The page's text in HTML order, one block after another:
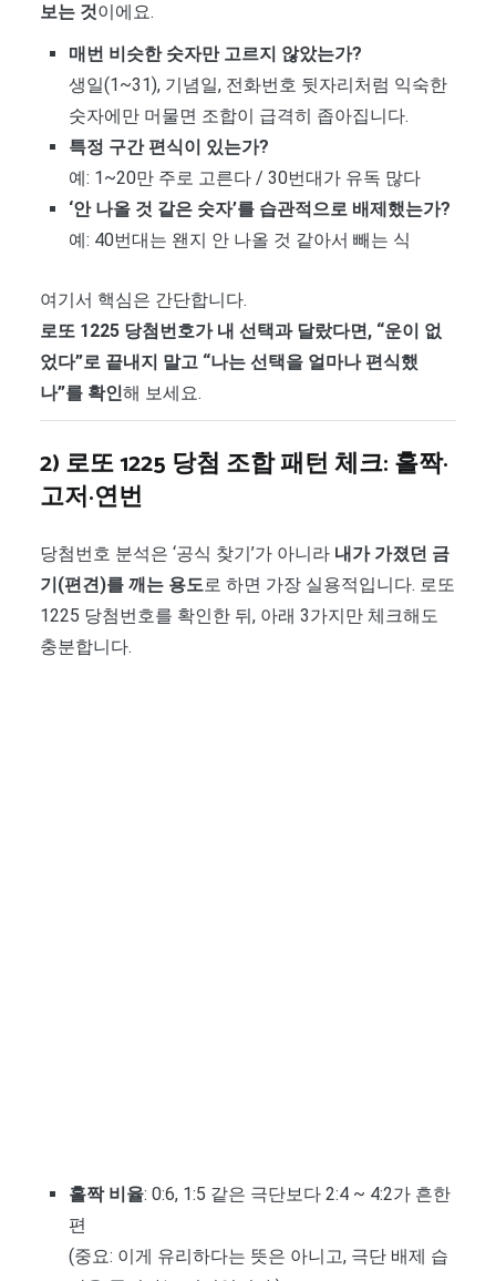
보는 것이에요.
매번 비슷한 숫자만 고르지 않았는가?
생일(1~31), 기념일, 전화번호 뒷자리처럼 익숙한
숫자에만 머물면 조합이 급격히 좁아집니다.
특정 구간 편식이 있는가?
예: 1~20만 주로 고른다 / 30번대가 유독 많다
‘안 나올 것 같은 숫자’를 습관적으로 배제했는가?
예: 40번대는 왠지 안 나올 것 같아서 빼는 식
여기서 핵심은 간단합니다.
로또 1225 당첨번호가 내 선택과 달랐다면, “운이 없
었다”로 끝내지 말고 “나는 선택을 얼마나 편식했
나”를 확인해 보세요.
2) 로또 1225 당첨 조합 패턴 체크: 홀짝·
고저·연번
당첨번호 분석은 ‘공식 찾기’가 아니라 내가 가졌던 금
기(편견)를 깨는 용도로 하면 가장 실용적입니다. 로또
1225 당첨번호를 확인한 뒤, 아래 3가지만 체크해도
충분합니다.
홀짝 비율: 0:6, 1:5 같은 극단보다 2:4 ~ 4:2가 흔한
편
(중요: 이게 유리하다는 뜻은 아니고, 극단 배제 습